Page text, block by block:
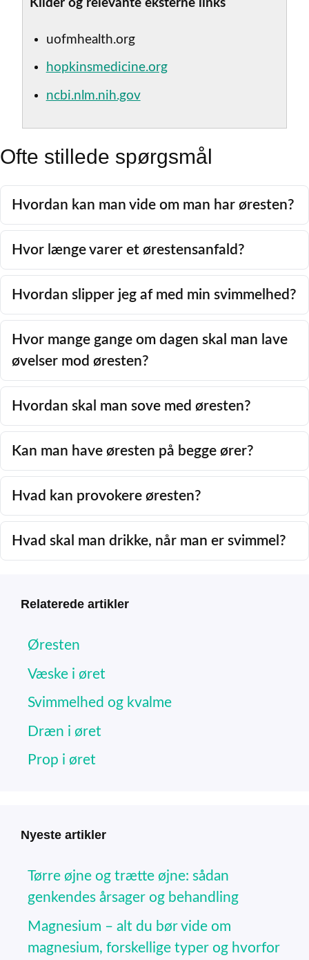
Kilder og relevante eksterne links
uofmhealth.org
hopkinsmedicine.org
ncbi.nlm.nih.gov
Ofte stillede spørgsmål
Hvordan kan man vide om man har øresten?
Hvor længe varer et ørestensanfald?
Hvordan slipper jeg af med min svimmelhed?
Hvor mange gange om dagen skal man lave
øvelser mod øresten?
Hvordan skal man sove med øresten?
Kan man have øresten på begge ører?
Hvad kan provokere øresten?
Hvad skal man drikke, når man er svimmel?
Relaterede artikler
Øresten
Væske i øret
Svimmelhed og kvalme
Dræn i øret
Prop i øret
Nyeste artikler
Tørre øjne og trætte øjne: sådan
genkendes årsager og behandling
Magnesium – alt du bør vide om
magnesium, forskellige typer og hvorfor